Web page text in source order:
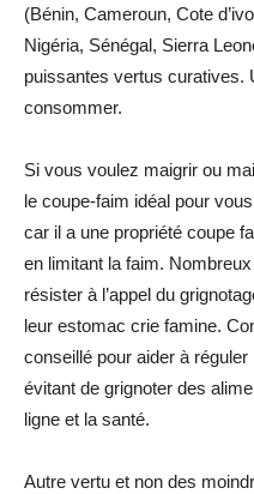
(Bénin, Cameroun, Cote
Nigéria, Sénégal, Sierra
puissantes vertus curatives.
consommer.
Si vous voulez maigrir ou
le coupe-faim idéal pour
car il a une propriété coupe
en limitant la faim.
résister à l’appel du
leur estomac crie famine.
conseillé pour aider à
évitant de grignoter des
ligne et la santé.
Autre vertu et non des